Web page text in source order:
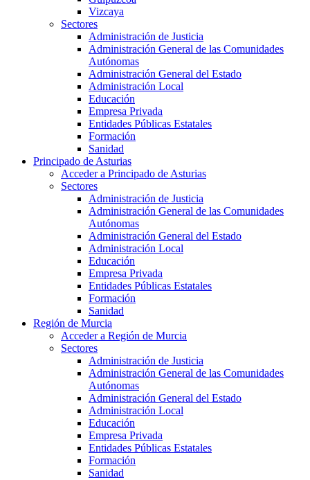
Vizcaya
Sectores
Administración de Justicia
Administración General de las Comunidades
Autónomas
Administración General del Estado
Administración Local
Educación
Empresa Privada
Entidades Públicas Estatales
Formación
Sanidad
Principado de Asturias
Acceder a Principado de Asturias
Sectores
Administración de Justicia
Administración General de las Comunidades
Autónomas
Administración General del Estado
Administración Local
Educación
Empresa Privada
Entidades Públicas Estatales
Formación
Sanidad
Región de Murcia
Acceder a Región de Murcia
Sectores
Administración de Justicia
Administración General de las Comunidades
Autónomas
Administración General del Estado
Administración Local
Educación
Empresa Privada
Entidades Públicas Estatales
Formación
Sanidad